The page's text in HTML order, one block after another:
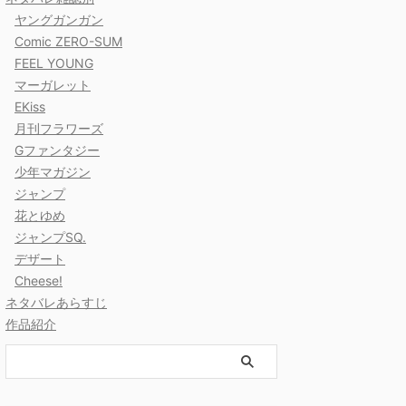
ヤングガンガン
Comic ZERO-SUM
FEEL YOUNG
マーガレット
EKiss
月刊フラワーズ
Gファンタジー
少年マガジン
ジャンプ
花とゆめ
ジャンプSQ.
デザート
Cheese!
ネタバレあらすじ
作品紹介